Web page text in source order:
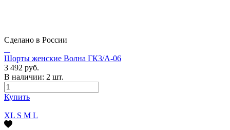
Сделано в России
Шорты женские Волна ГК3/А-06
3 492 руб.
В наличии: 2 шт.
Купить
XL S M L